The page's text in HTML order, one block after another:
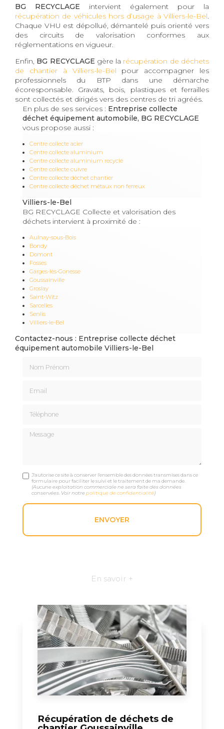
BG RECYCLAGE intervient également pour la
récupération de véhicules hors d’usage à Villiers-le-Bel.
Chaque VHU est dépollué, démantelé puis orienté vers
des circuits de valorisation conformes aux
réglementations en vigueur.
Enfin, BG RECYCLAGE gère la récupération de déchets
de chantier à Villiers-le-Bel pour accompagner les
professionnels du BTP dans une démarche
écoresponsable. Gravats, bois, plastiques et ferrailles
sont collectés et dirigés vers des centres de tri agréés.
En plus de ses services : Entreprise collecte
déchet équipement automobile, BG RECYCLAGE
vous propose aussi :
Centre collecte acier
Centre collecte aluminium
Centre collecte aluminium recyclé
Centre collecte cuivre
Centre collecte déchet chantier
Centre collecte déchet métaux non ferreux
Villiers-le-Bel
BG RECYCLAGE Collecte et valorisation des
déchets intervient à proximité de :
Aulnay-sous-Bois
Bondy
Domont
Fosses
Garges-lès-Gonesse
Goussainville
Groslay
Saint-Witz
Sarcelles
Senlis
Villiers-le-Bel
Contactez-nous : Entreprise collecte déchet
équipement automobile Villiers-le-Bel
Message
J'autorise ce site à conserver l'ensemble des données transmises dans ce
formulaire pour faciliter le suivi et le traitement de ma demande.
(Aucune exploitation commerciale ne sera faite des données
conservées. Voir notrepolitique de confidentialité)
En savoir +
Récupération de déchets de